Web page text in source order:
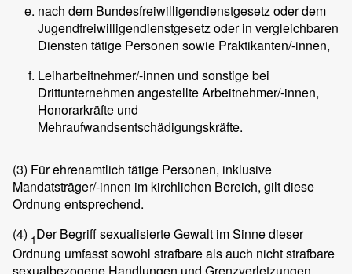
nach dem Bundesfreiwilligendienstgesetz oder dem
Jugendfreiwilligendienstgesetz oder in vergleichbaren
Diensten tätige Personen sowie Praktikanten/-innen,
Leiharbeitnehmer/-innen und sonstige bei
Drittunternehmen angestellte Arbeitnehmer/-innen,
Honorarkräfte und
Mehraufwandsentschädigungskräfte.
(3) Für ehrenamtlich tätige Personen, inklusive
Mandatsträger/-innen im kirchlichen Bereich, gilt diese
Ordnung entsprechend.
(4) 1Der Begriff sexualisierte Gewalt im Sinne dieser
Ordnung umfasst sowohl strafbare als auch nicht strafbare